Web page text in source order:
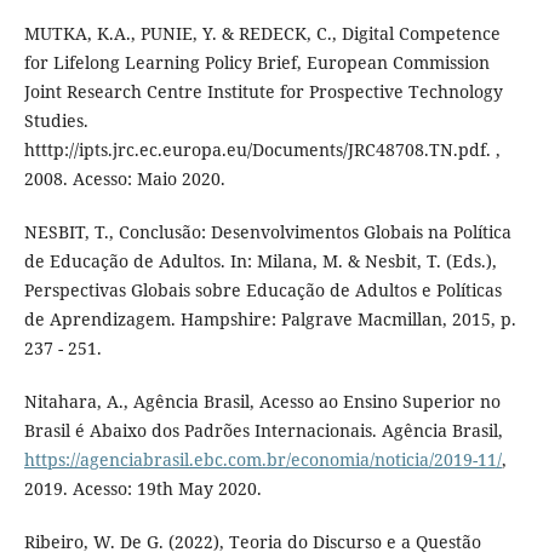
MUTKA, K.A., PUNIE, Y. & REDECK, C., Digital Competence
for Lifelong Learning Policy Brief, European Commission
Joint Research Centre Institute for Prospective Technology
Studies.
htttp://ipts.jrc.ec.europa.eu/Documents/JRC48708.TN.pdf. ,
2008. Acesso: Maio 2020.
NESBIT, T., Conclusão: Desenvolvimentos Globais na Política
de Educação de Adultos. In: Milana, M. & Nesbit, T. (Eds.),
Perspectivas Globais sobre Educação de Adultos e Políticas
de Aprendizagem. Hampshire: Palgrave Macmillan, 2015, p.
237 - 251.
Nitahara, A., Agência Brasil, Acesso ao Ensino Superior no
Brasil é Abaixo dos Padrões Internacionais. Agência Brasil,
https://agenciabrasil.ebc.com.br/economia/noticia/2019-11/,
2019. Acesso: 19th May 2020.
Ribeiro, W. De G. (2022), Teoria do Discurso e a Questão